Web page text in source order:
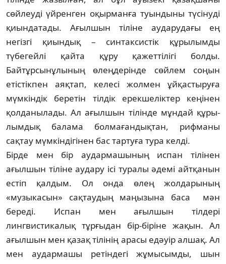
сөйлеуді үйренген оқыр­манға туындыны түсінуді
қиындатады. Ағыл­шын тіліне аударудағы ең
негізгі қиын­дық – синтаксистік құрылымды
түбегейлі қайта құру қажеттілігі болды.
Байтұрсынұлы­ның өлеңдерінде сөйлем соңын
етістікпен аяқ­тап, келесі жолмен ұйқастыруға
мүм­кін­дік беретін тілдік ерекшеліктер кеңінен
қол­да­ны­лады. Ал ағыл­шын тілінде мұндай құры­
лымдық бала­ма болмағандықтан, рифманы
сақтау мүм­кіндігінен бас тартуға тура келді.
Бірде мен бір аудармашының испан тілі­нен
ағылшын тіліне аудару ісі туралы әдемі айт­қанын
естіп қалдым. Ол онда өлең жол­дар­ының
«музыкасын» сақтаудың маңызына баса мән
береді. Испан мен ағылшын тілдері
лингвистикалық тұрғыдан бір-біріне жақын. Ал
ағылшын мен қазақ тілінің арасы едәуір алшақ. Ал
мен аудармашы ретіндегі жұмы­сым­ды, шын